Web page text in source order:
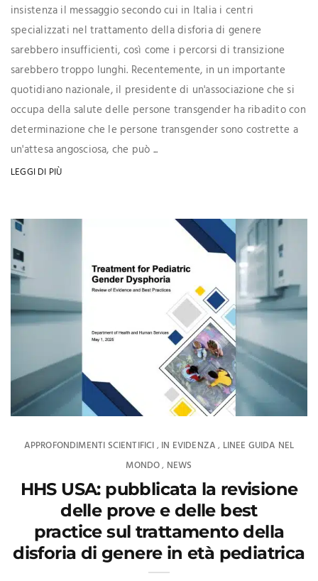
insistenza il messaggio secondo cui in Italia i centri
specializzati nel trattamento della disforia di genere
sarebbero insufficienti, così come i percorsi di transizione
sarebbero troppo lunghi. Recentemente, in un importante
quotidiano nazionale, il presidente di un'associazione che si
occupa della salute delle persone transgender ha ribadito con
determinazione che le persone transgender sono costrette a
un'attesa angosciosa, che può ...
LEGGI DI PIÙ
APPROFONDIMENTI SCIENTIFICI , IN EVIDENZA , LINEE GUIDA NEL
MONDO, NEWS
HHS USA: pubblicata la revisione
delle prove e delle best
practice sul trattamento della
disforia di genere in età pediatrica